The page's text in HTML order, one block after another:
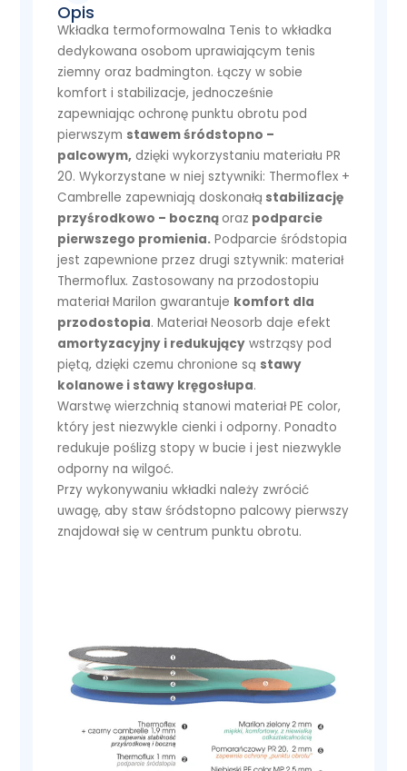
Opis
Wkładka termoformowalna Tenis to wkładka
dedykowana osobom uprawiającym tenis
ziemny oraz badmington. Łączy w sobie
komfort i stabilizacje, jednocześnie
zapewniając ochronę punktu obrotu pod
pierwszym stawem śródstopno –
palcowym, dzięki wykorzystaniu materiału PR
20. Wykorzystane w niej sztywniki: Thermoflex +
Cambrelle zapewniają doskonałą stabilizację
przyśrodkowo – bocznąoraz podparcie
pierwszego promienia.Podparcie śródstopia
jest zapewnione przez drugi sztywnik: materiał
Thermoflux. Zastosowany na przodostopiu
materiał Marilon gwarantuje komfort dla
przodostopia. Materiał Neosorb daje efekt
amortyzacyjny i redukującywstrząsy pod
piętą, dzięki czemu chronione są stawy
kolanowe i stawy kręgosłupa.
Warstwę wierzchnią stanowi materiał PE color,
który jest niezwykle cienki i odporny. Ponadto
redukuje poślizg stopy w bucie i jest niezwykle
odporny na wilgoć.
Przy wykonywaniu wkładki należy zwrócić
uwagę, aby staw śródstopno palcowy pierwszy
znajdował się w centrum punktu obrotu.